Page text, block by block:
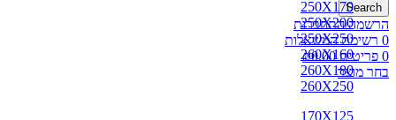
Search
הרשמה/התחברות
0 רשימת המשאלות
0 פריטים ₪0.00
בחר מוצר
250X170
250X200
250X250
260X160
260X180
260X250
170X125